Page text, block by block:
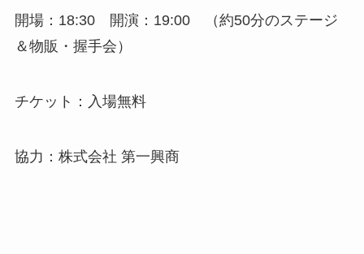
開場：18:30 開演：19:00 （約50分のステージ
＆物販・握手会）
チケット：入場無料
協力：株式会社 第一興商